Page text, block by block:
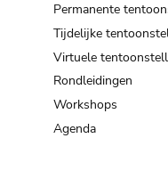
Permanente
Tijdelijke
Virtuele
Rondleidingen
Workshops
Agenda